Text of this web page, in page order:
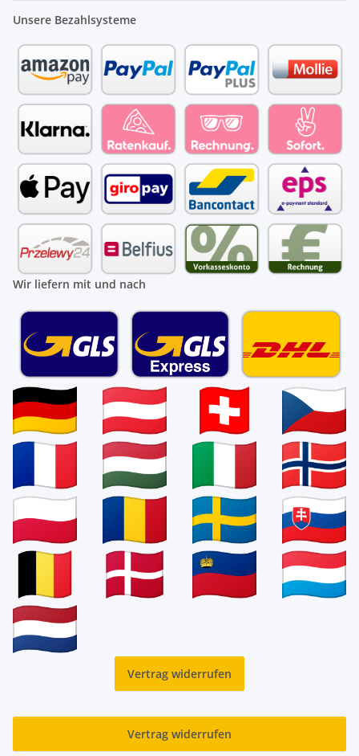
Unsere Bezahlsysteme
Wir liefern mit und nach
Vertrag widerrufen
Vertrag widerrufen